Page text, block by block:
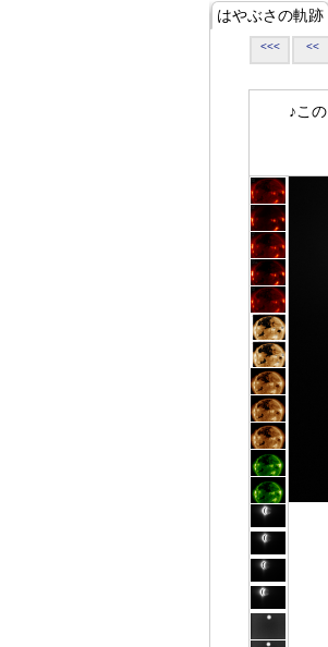
はやぶさの軌跡
<<< <<
♪この